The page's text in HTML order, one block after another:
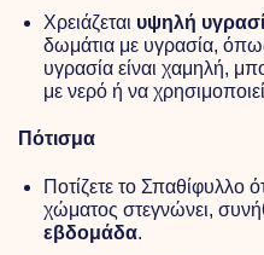
Χρειάζεται υψηλή
δωμάτια με υγρασία,
υγρασία είναι χαμηλή,
με νερό ή να
Πότισμα
Ποτίζετε το Σπαθίφυλλο
χώματος στεγνώνει,
εβδομάδα.